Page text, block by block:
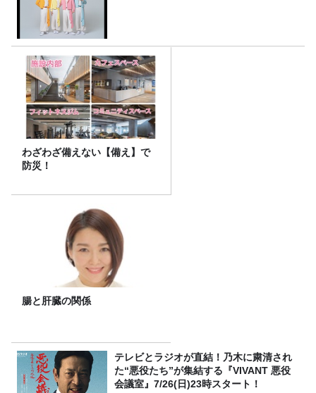
わざわざ備えない【備え】で
防災！
腸と肝臓の関係
テレビとラジオが直結！乃木に粛清され
た“悪役たち”が集結する『VIVANT 悪役
会議室』7/26(日)23時スタート！